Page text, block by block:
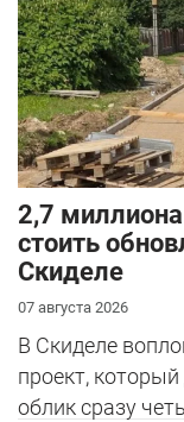
2,7 миллиона
стоить
Скиделе
07 августа 2026
В Скиделе
проект,
облик сразу